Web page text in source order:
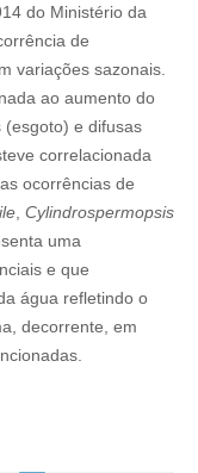
do Ministério da
de
variações sazonais.
ao aumento do
(esgoto) e difusas
correlacionada
ocorrências de
, Cylindrospermopsis
uma
e que
água refletindo o
decorrente, em